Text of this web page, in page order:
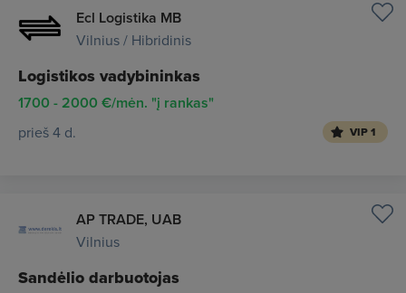
Ecl Logistika MB
Vilnius / Hibridinis
Logistikos vadybininkas
1700 - 2000 €/mėn. "į rankas"
prieš 4 d. VIP 1
AP TRADE, UAB
Vilnius
Sandėlio darbuotojas